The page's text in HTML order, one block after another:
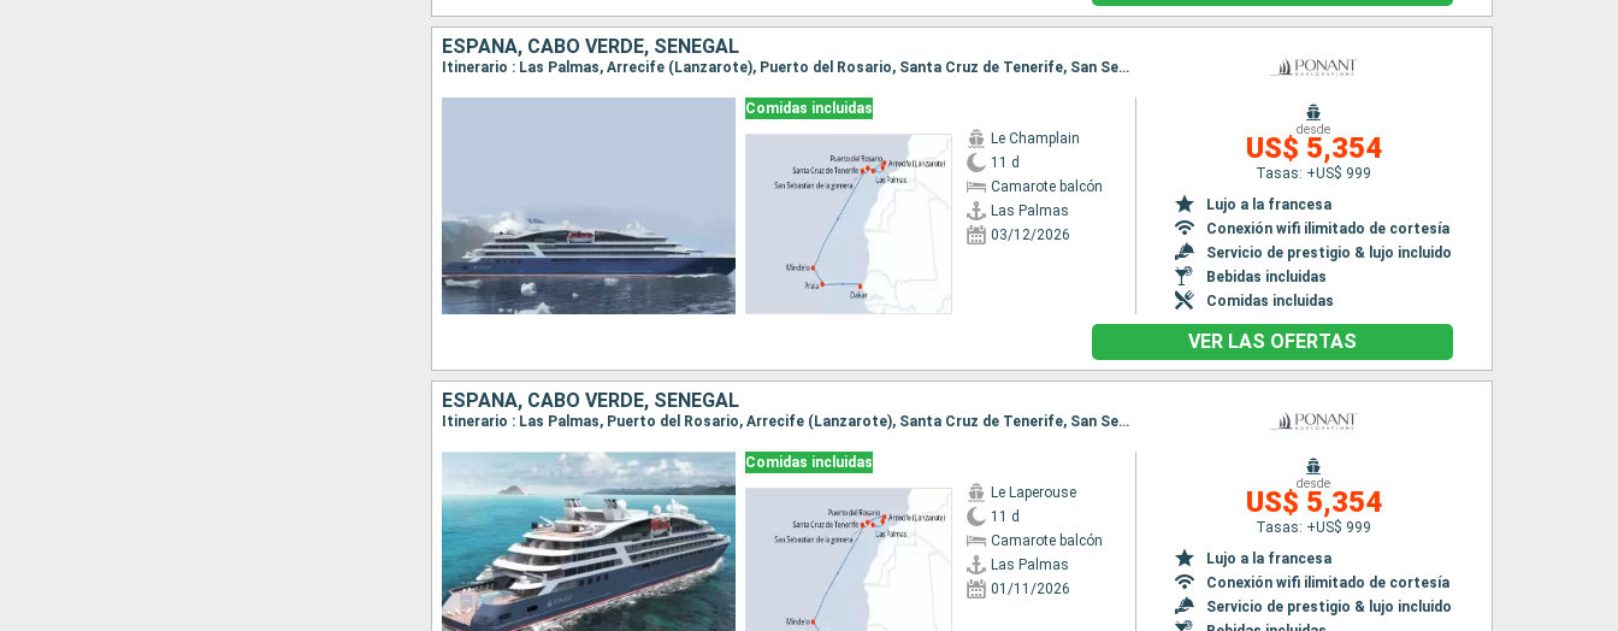
ESPAÑA, CABO VERDE, SENEGAL
Itinerario : Las Palmas, Arrecife (Lanzarote), Puerto del Rosario, Santa Cruz de Tenerife, San Sebastian de la gomera, Mindelo, Praia, Dakar
Comidas incluidas
Le Champlain
11 d
Camarote balcón
Las Palmas
03/12/2026
desde
US$ 5,354
Tasas: +US$ 999
Lujo a la francesa
Conexión wifi ilimitado de cortesía
Servicio de prestigio & lujo incluido
Bebidas incluidas
Comidas incluidas
VER LAS OFERTAS
ESPAÑA, CABO VERDE, SENEGAL
Itinerario : Las Palmas, Puerto del Rosario, Arrecife (Lanzarote), Santa Cruz de Tenerife, San Sebastian de la gomera, Mindelo, Praia, Dakar
Comidas incluidas
Le Laperouse
11 d
Camarote balcón
Las Palmas
01/11/2026
desde
US$ 5,354
Tasas: +US$ 999
Lujo a la francesa
Conexión wifi ilimitado de cortesía
Servicio de prestigio & lujo incluido